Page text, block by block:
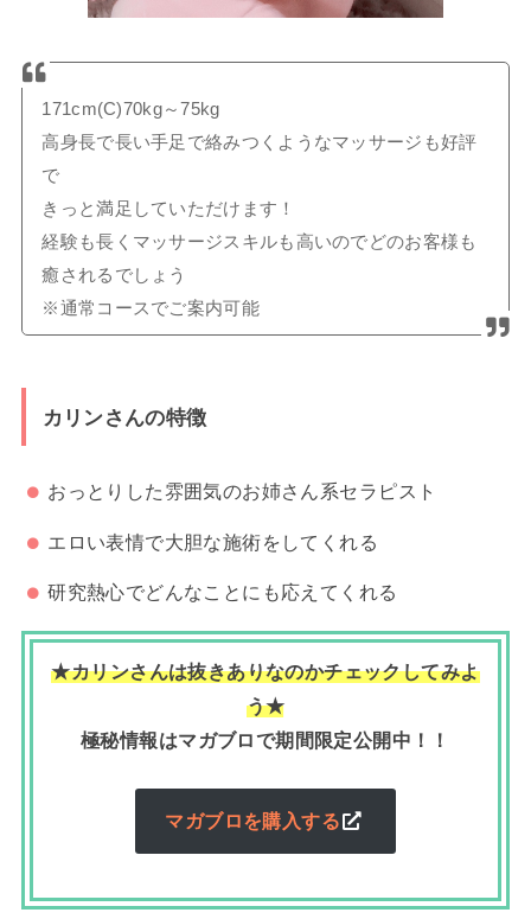
171cm(C)70kg～75kg
高身長で長い手足で絡みつくようなマッサージも好評
で
きっと満足していただけます！
経験も長くマッサージスキルも高いのでどのお客様も
癒されるでしょう
※通常コースでご案内可能
カリンさんの特徴
おっとりした雰囲気のお姉さん系セラピスト
エロい表情で大胆な施術をしてくれる
研究熱心でどんなことにも応えてくれる
★カリンさんは抜きありなのかチェックしてみよ
う★
極秘情報はマガブロで期間限定公開中！！
マガブロを購入する